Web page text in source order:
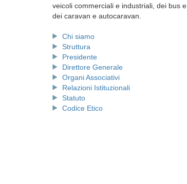
veicoli commerciali e industriali, dei bus e
dei caravan e autocaravan.
Chi siamo
Struttura
Presidente
Direttore Generale
Organi Associativi
Relazioni Istituzionali
Statuto
Codice Etico